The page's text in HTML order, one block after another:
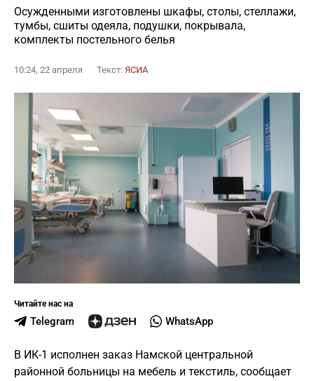
Осужденными изготовлены шкафы, столы, стеллажи,
тумбы, сшиты одеяла, подушки, покрывала,
комплекты постельного белья
10:24, 22 апреля Текст: ЯСИА
Читайте нас на
Telegram WhatsApp
В ИК-1 исполнен заказ Намской центральной
районной больницы на мебель и текстиль, сообщает